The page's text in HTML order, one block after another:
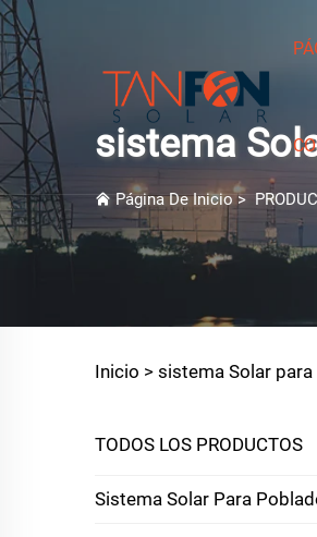
sistema
Página De Inicio>
Inicio > sistema Solar
TODOS LOS PRODUCTOS
Sistema Solar Para